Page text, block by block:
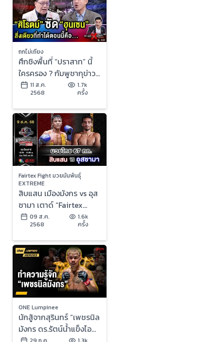
ถกไม่เถียง
ศึกชิงพื้นที่ “ปราสาท” นี้
ใครครอง ? กัมพูชากุข่าว
ไทยใช้ “หนังสติ๊กยักษ์”
11 ส.ค.
2568
1.7k
ครั้ง
Fairtex Fight มวยมันพันธุ์
EXTREME
สิบแสน เมืองมังกร vs อุส
ซามา เตาด์ “Fairtex
Fight มวยมันพันธุ์
EXTREME” (9 ส.ค.68)
09 ส.ค.
2568
1.6k
ครั้ง
ONE Lumpinee
นักสู้จากสุรินทร์ “เพชรนิล
มังกร ดร.รัตน์น้ำแข็งไอซ์